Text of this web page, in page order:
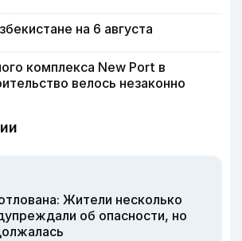
на 6 августа
комплекса New Port в
велось незаконно
Жители несколько
об опасности, но